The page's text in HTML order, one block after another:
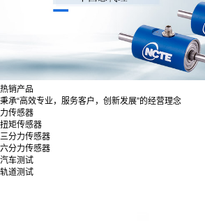
热销产品
秉承“高效专业，服务客户，创新发展”的经营理念
力传感器
扭矩传感器
三分力传感器
六分力传感器
汽车测试
轨道测试